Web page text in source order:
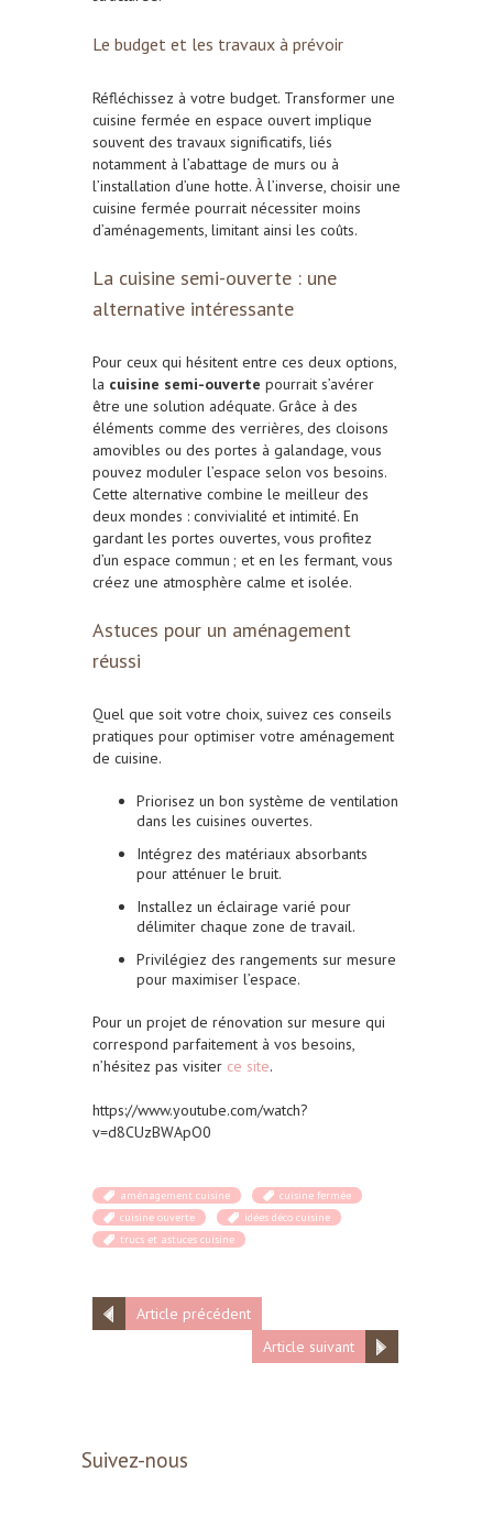
Le budget et les travaux à prévoir
Réfléchissez à votre budget. Transformer une
cuisine fermée en espace ouvert implique
souvent des travaux significatifs, liés
notamment à l’abattage de murs ou à
l’installation d’une hotte. À l’inverse, choisir une
cuisine fermée pourrait nécessiter moins
d’aménagements, limitant ainsi les coûts.
La cuisine semi-ouverte : une
alternative intéressante
Pour ceux qui hésitent entre ces deux options,
la cuisine semi-ouverte pourrait s’avérer
être une solution adéquate. Grâce à des
éléments comme des verrières, des cloisons
amovibles ou des portes à galandage, vous
pouvez moduler l’espace selon vos besoins.
Cette alternative combine le meilleur des
deux mondes : convivialité et intimité. En
gardant les portes ouvertes, vous profitez
d’un espace commun ; et en les fermant, vous
créez une atmosphère calme et isolée.
Astuces pour un aménagement
réussi
Quel que soit votre choix, suivez ces conseils
pratiques pour optimiser votre aménagement
de cuisine.
Priorisez un bon système de ventilation
dans les cuisines ouvertes.
Intégrez des matériaux absorbants
pour atténuer le bruit.
Installez un éclairage varié pour
délimiter chaque zone de travail.
Privilégiez des rangements sur mesure
pour maximiser l’espace.
Pour un projet de rénovation sur mesure qui
correspond parfaitement à vos besoins,
n’hésitez pas visiter ce site.
https://www.youtube.com/watch?
v=d8CUzBWApO0
aménagement cuisine
cuisine fermée
cuisine ouverte
idées déco cuisine
trucs et astuces cuisine
Article précédent
Article suivant
Suivez-nous